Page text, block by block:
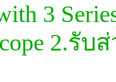
3
2.รั